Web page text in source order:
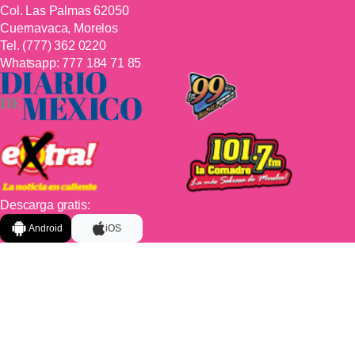
Col. Las Palmas 62050
Cuernavaca, Morelos
Tel. (777) 362 0220
Whatsapp:777 184 71 85
Descarga gratis:
Android iOS